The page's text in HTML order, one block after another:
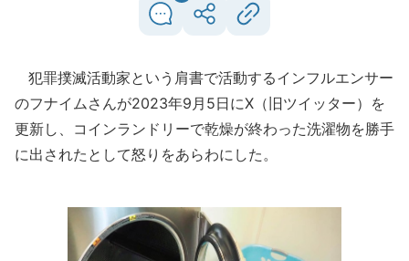
犯罪撲滅活動家という肩書で活動するインフルエンサー
のフナイムさんが2023年9月5日にX（旧ツイッター）を
更新し、コインランドリーで乾燥が終わった洗濯物を勝手
に出されたとして怒りをあらわにした。